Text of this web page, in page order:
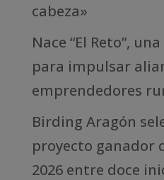
cabeza»
Nace “El Reto”,
para impulsar
emprendedores
Birding Aragón
proyecto ganador
2026 entre doce